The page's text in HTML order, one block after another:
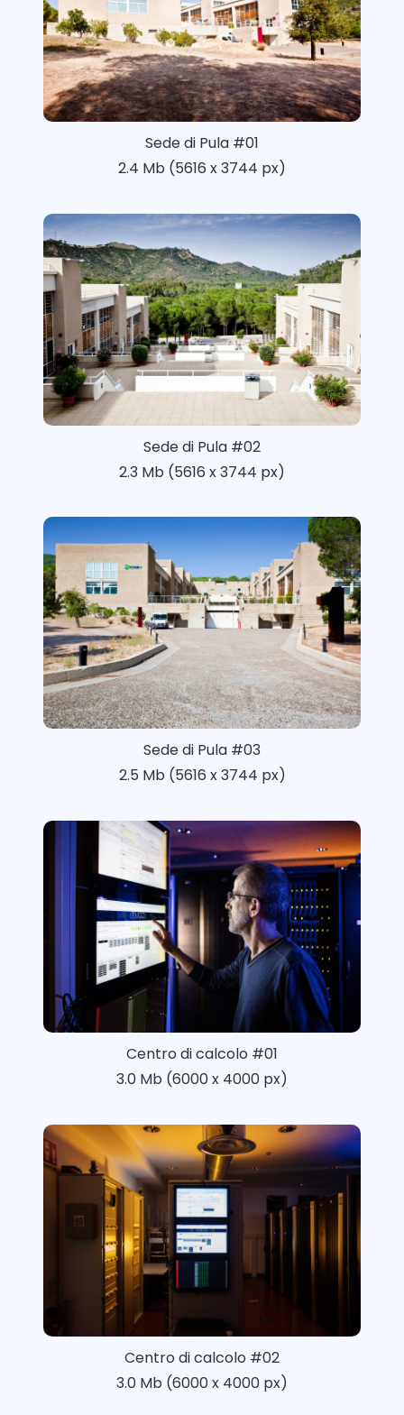
Sede di Pula #01
2.4 Mb (5616 x 3744 px)
Sede di Pula #02
2.3 Mb (5616 x 3744 px)
Sede di Pula #03
2.5 Mb (5616 x 3744 px)
Centro di calcolo #01
3.0 Mb (6000 x 4000 px)
Centro di calcolo #02
3.0 Mb (6000 x 4000 px)